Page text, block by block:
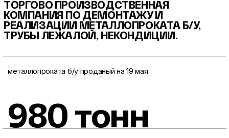
ТОРГОВО ПРОИЗВОДСТВЕННАЯ
КОМПАНИЯ ПО ДЕМОНТАЖУ И
РЕАЛИЗАЦИИ МЕТАЛЛОПРОКАТА Б/У,
ТРУБЫ ЛЕЖАЛОЙ, НЕКОНДИЦИИ.
металлопроката б/у проданый на 19 мая
980 тонн